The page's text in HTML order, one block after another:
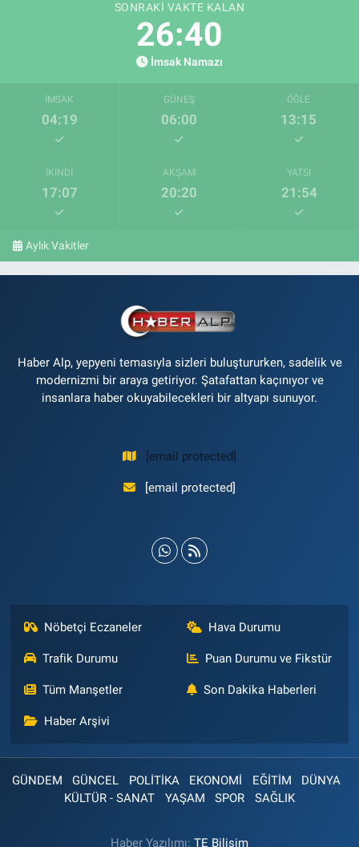
SONRAKI VAKTE KALAN
26:39
İmsak Namazı
İMSAK
04:19
GÜNEŞ
06:00
ÖĞLE
13:15
İKINDI
17:07
AKŞAM
20:20
YATSI
21:54
Aylık Vakitler
Haber Alp, yepyeni temasıyla sizleri buluştururken, sadelik ve
modernizmi bir araya getiriyor. Şatafattan kaçınıyor ve
insanlara haber okuyabilecekleri bir altyapı sunuyor.
[email protected]
[email protected]
Nöbetçi Eczaneler Hava Durumu
Trafik Durumu Puan Durumu ve Fikstür
Tüm Manşetler Son Dakika Haberleri
Haber Arşivi
GÜNDEM GÜNCEL POLİTİKA EKONOMİ EĞİTİM
DÜNYA
KÜLTÜR - SANAT
YAŞAM SPOR SAĞLIK
Haber Yazılımı: TE Bilişim